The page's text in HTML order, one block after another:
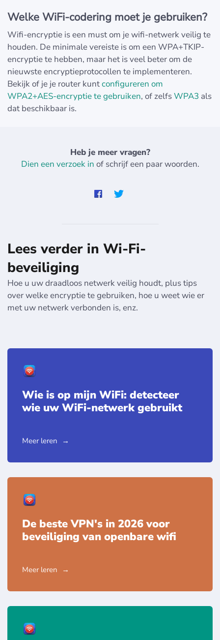
Welke WiFi-codering moet je gebruiken?
Wifi-encryptie is een must om je wifi-netwerk veilig te
houden. De minimale vereiste is om een WPA+TKIP-
encryptie te hebben, maar het is veel beter om de
nieuwste encryptieprotocollen te implementeren.
Bekijk of je je router kuntconfigureren om
WPA2+AES-encryptie te gebruiken, of zelfsWPA3 als
dat beschikbaar is.
Heb je meer vragen?
Dien een verzoek in of schrijf een paar woorden.
Lees verder in Wi-Fi-
beveiliging
Hoe u uw draadloos netwerk veilig houdt, plus tips
over welke encryptie te gebruiken, hoe u weet wie er
met uw netwerk verbonden is, enz.
Wie is op mijn WiFi: detecteer
wie uw WiFi-netwerk gebruikt
Meer leren
De beste VPN's in 2026 voor
beveiliging van openbare wifi
Meer leren